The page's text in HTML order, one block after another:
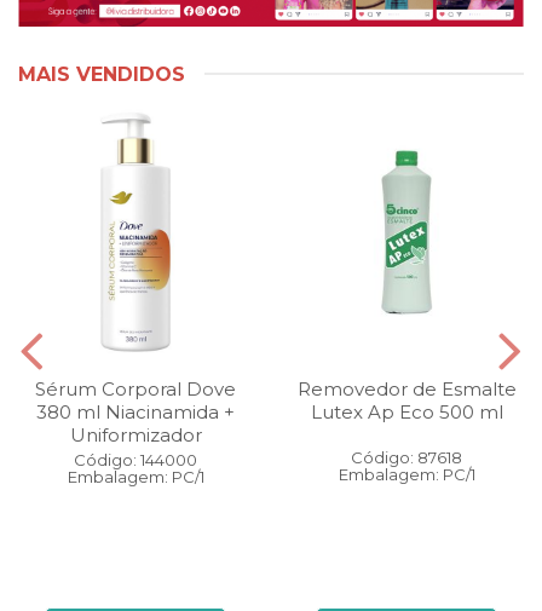
MAIS VENDIDOS
Sérum Corporal Dove
380 ml Niacinamida +
Uniformizador
Código: 144000
Embalagem: PC/1
Removedor de Esmalte
Lutex Ap Eco 500 ml
Código: 87618
Embalagem: PC/1